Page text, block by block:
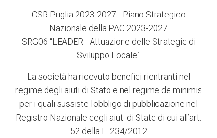
CSR Puglia 2023-2027 - Piano Strategico
Nazionale della PAC 2023-2027
SRG06 “LEADER - Attuazione delle Strategie di
Sviluppo Locale”
La società ha ricevuto benefici rientranti nel
regime degli aiuti di Stato e nel regime de minimis
per i quali sussiste l’obbligo di pubblicazione nel
Registro Nazionale degli aiuti di Stato di cui all’art.
52 della L. 234/2012